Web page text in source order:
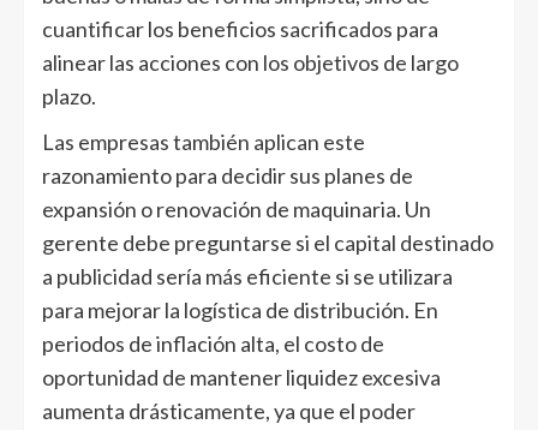
cuantificar los beneficios sacrificados para
alinear las acciones con los objetivos de largo
plazo.
Las empresas también aplican este
razonamiento para decidir sus planes de
expansión o renovación de maquinaria. Un
gerente debe preguntarse si el capital destinado
a publicidad sería más eficiente si se utilizara
para mejorar la logística de distribución. En
periodos de inflación alta, el costo de
oportunidad de mantener liquidez excesiva
aumenta drásticamente, ya que el poder